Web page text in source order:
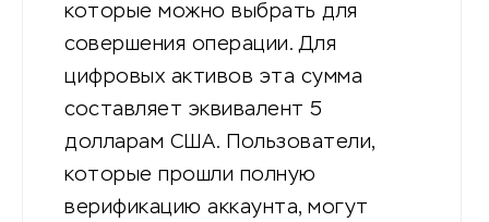
которые можно выбрать для
совершения операции. Для
цифровых активов эта сумма
составляет эквивалент 5
долларам США. Пользователи,
которые прошли полную
верификацию аккаунта, могут